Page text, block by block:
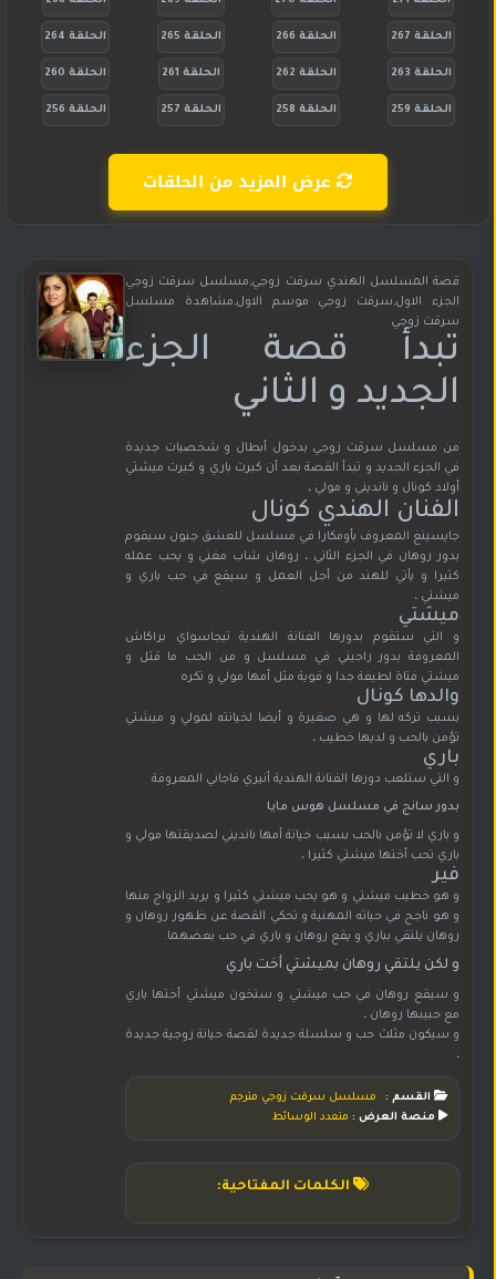
الحلقة 267 الحلقة 266 الحلقة 265 الحلقة 264
الحلقة 263 الحلقة 262 الحلقة 261 الحلقة 260
الحلقة 259 الحلقة 258 الحلقة 257 الحلقة 256
عرض المزيد من الحلقات
قصة المسلسل الهندي سرقت زوجي,مسلسل سرقت زوجي
الجزء الاول,سرقت زوجي موسم الاول,مشاهدة مسلسل
سرقت زوجي
تبدأ قصة الجزء
الجديد و الثاني
من مسلسل سرقت زوجي بدخول أبطال و شخصيات جديدة
في الجزء الجديد و تبدأ القصة بعد أن كبرت باري و كبرت ميشتي
أولاد كونال و نانديني و مولي ،
الفنان الهندي كونال
جايسينغ المعروف بأومكارا في مسلسل للعشق جنون سيقوم
بدور روهان في الجزء الثاني ، روهان شاب مغني و يحب عمله
كثيرا و يأتي للهند من أجل العمل و سيقع في حب باري و
ميشتي ،
ميشتي
و التي ستقوم بدورها الفنانة الهندية تيجاسواي براكاش
المعروفة بدور راجيني في مسلسل و من الحب ما قتل و
ميشتي فتاة لطيفة جدا و قوية مثل أمها مولي و تكره
والدها كونال
بسبب تركه لها و هي صغيرة و أيضا لخيانته لمولي و ميشتي
تؤمن بالحب و لديها خطيب ،
باري
و التي ستلعب دورها الفنانة الهندية أنيري فاجاني المعروفة
بدور سانج في مسلسل هوس مايا
و باري لا تؤمن بالحب بسبب خيانة أمها نانديني لصديقتها مولي و
باري تحب أختها ميشتي كثيرا ،
فير
و هو خطيب ميشتي و هو يحب ميشتي كثيرا و يريد الزواج منها
و هو ناجح في حياته المهنية و تحكي القصة عن ظهور روهان و
روهان يلتقي بباري و يقع روهان و باري في حب بعضهما.
و لكن يلتقي روهان بميشتي أخت باري
و سيقع روهان في حب ميشتي و ستخون ميشتي أختها باري
مع حبيبها روهان ،
و سيكون مثلث حب و سلسلة جديدة لقصة خيانة زوجية جديدة
،
القسم :
مسلسل سرقت زوجي مترجم
منصة العرض : متعدد الوسائط
الكلمات المفتاحية: